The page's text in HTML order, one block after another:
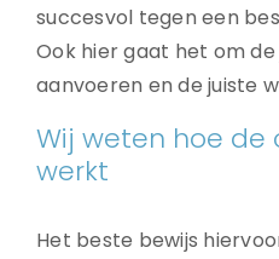
succesvol tegen een
Ook hier gaat het om
aanvoeren en de juiste
Wij weten hoe de overheid
werkt
Het beste bewijs